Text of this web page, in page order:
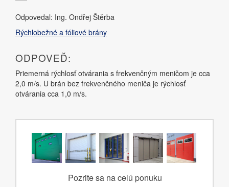
Odpovedal: Ing. Ondřej Štěrba
Rýchlobežné a fóliové brány
ODPOVEĎ:
Priemerná rýchlosť otvárania s frekvenčným meničom je cca
2,0 m/s. U brán bez frekvenčného meniča je rýchlosť
otvárania cca 1,0 m/s.
Pozrite sa na celú ponuku